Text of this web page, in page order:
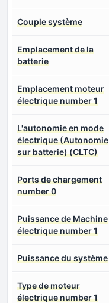
Couple système
Emplacement de la
batterie
Emplacement moteur
électrique number 1
L'autonomie en mode
électrique (Autonomie
sur batterie) (CLTC)
Ports de chargement
number 0
Puissance de Machine
électrique number 1
Puissance du système
Type de moteur
électrique number 1